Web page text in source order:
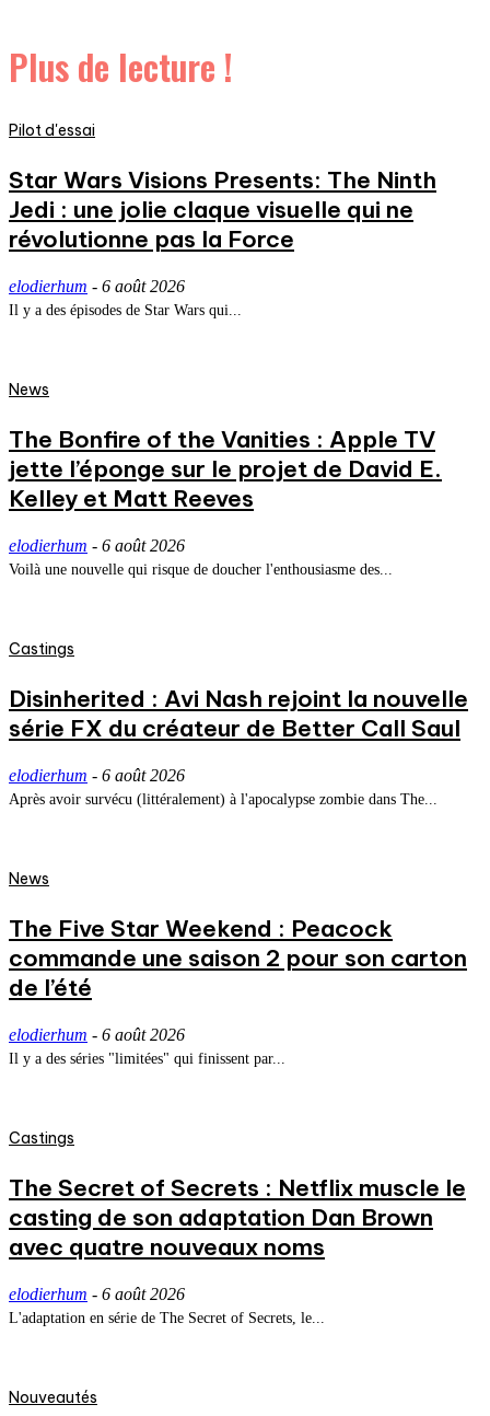
Plus de lecture !
Pilot d'essai
Star Wars Visions Presents: The Ninth
Jedi : une jolie claque visuelle qui ne
révolutionne pas la Force
elodierhum - 6 août 2026
Il y a des épisodes de Star Wars qui...
News
The Bonfire of the Vanities : Apple TV
jette l’éponge sur le projet de David E.
Kelley et Matt Reeves
elodierhum - 6 août 2026
Voilà une nouvelle qui risque de doucher l'enthousiasme des...
Castings
Disinherited : Avi Nash rejoint la nouvelle
série FX du créateur de Better Call Saul
elodierhum - 6 août 2026
Après avoir survécu (littéralement) à l'apocalypse zombie dans The...
News
The Five Star Weekend : Peacock
commande une saison 2 pour son carton
de l’été
elodierhum - 6 août 2026
Il y a des séries "limitées" qui finissent par...
Castings
The Secret of Secrets : Netflix muscle le
casting de son adaptation Dan Brown
avec quatre nouveaux noms
elodierhum - 6 août 2026
L'adaptation en série de The Secret of Secrets, le...
Nouveautés